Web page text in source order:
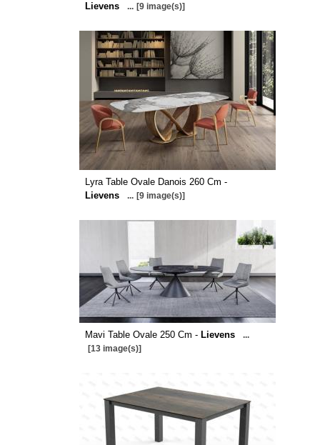
Lievens
... [9 image(s)]
Lyra Table Ovale Danois 260 Cm -
Lievens
... [9 image(s)]
Mavi Table Ovale 250 Cm - Lievens
...
[13 image(s)]